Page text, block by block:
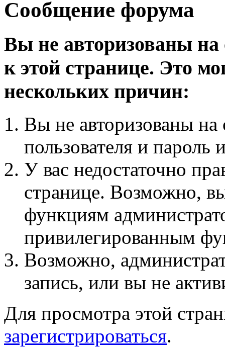
Сообщение форума
Вы не авторизованы на
к этой странице. Это
нескольких причин:
Вы не авторизованы на
пользователя и пароль
У вас недостаточно
странице. Возможно,
функциям
привилегированным
Возможно,
запись, или вы не
Для просмотра этой
зарегистрироваться.